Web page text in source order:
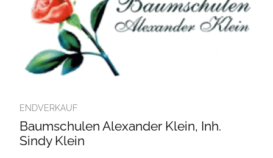
ENDVERKAUF
Baumschulen Alexander Klein, Inh.
Sindy Klein